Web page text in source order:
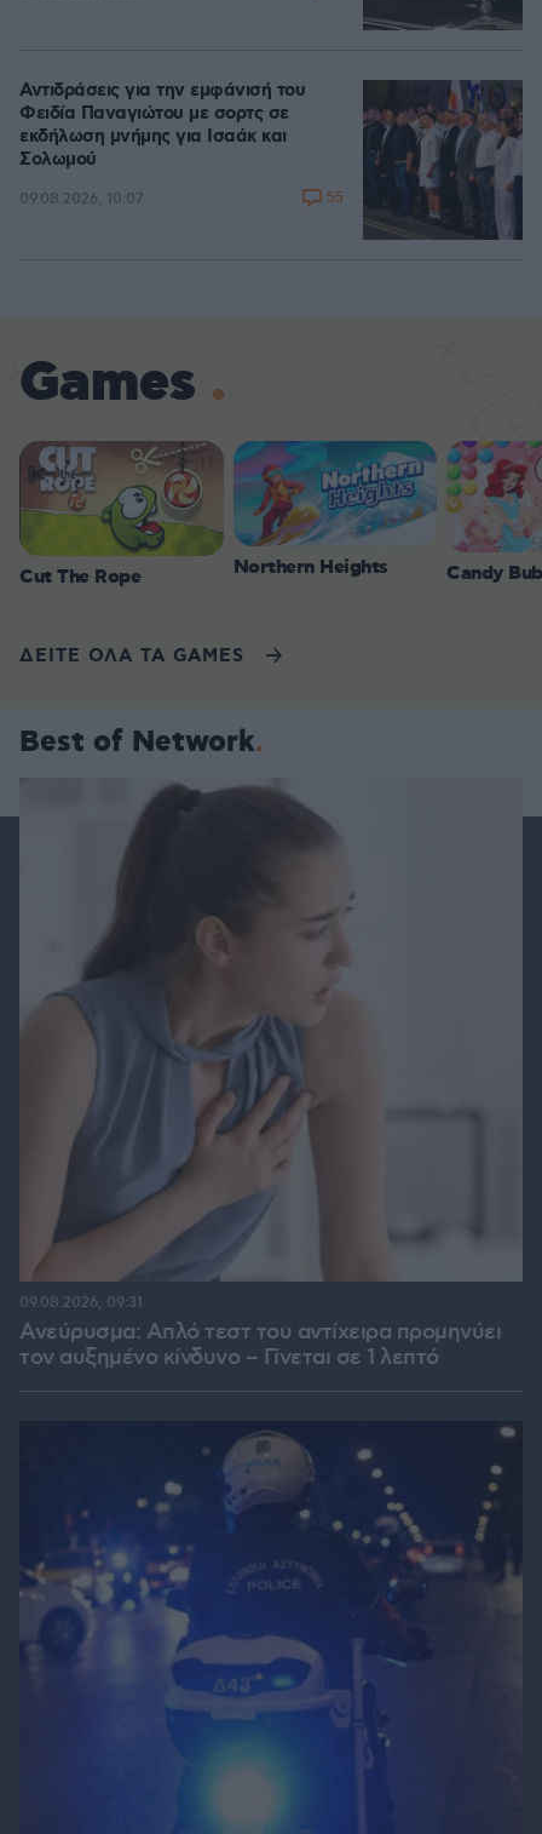
Αντιδράσεις για την εμφάνισή του
Φειδία Παναγιώτου με σορτς σε
εκδήλωση μνήμης για Ισαάκ και
Σολωμού
09.08.2026, 10:07 55
Games
Cut The Rope Northern Heights Candy
ΔΕΙΤΕ ΟΛΑ ΤΑ GAMES
Best of Network
Ανεύρυσμα: Απλό τεστ του αντίχειρα προμηνύει
τον αυξημένο κίνδυνο – Γίνεται σε 1 λεπτό
09.08.2026, 09:31